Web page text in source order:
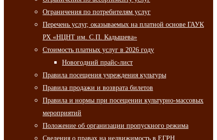
Ограничения по потребителям услуг
Перечень услуг, оказываемых на платной основе ГАУК
РХ «НЦНТ им. С.П. Кадышева»
Стоимость платных услуг в 2026 году
Новогодний прайс-лист
Правила посещения учреждения культуры
Правила продажи и возврата билетов
Правила и нормы при посещении культурно-массовых
мероприятий
Положение об организации пропускного режима
Сведения о правах на недвижимость в ЕГРН